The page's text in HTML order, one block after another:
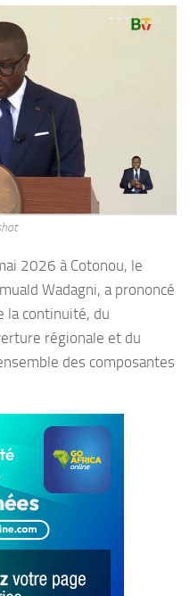
2026 à Cotonou, le
Wadagni, a prononcé
la continuité, du
régionale et du
des composantes